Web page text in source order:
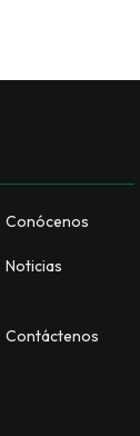
Conócenos
Noticias
Contáctenos